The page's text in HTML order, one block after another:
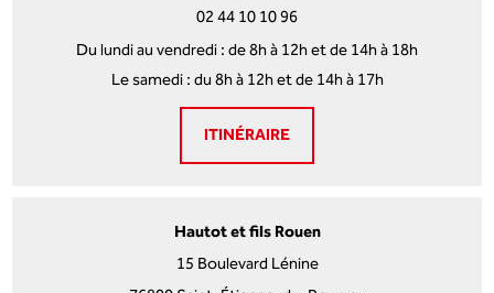
02 44 10 10 96
Du lundi au vendredi : de 8h à 12h et de 14h à 18h
Le samedi : du 8h à 12h et de 14h à 17h
ITINÉRAIRE
Hautot et fils Rouen
15 Boulevard Lénine